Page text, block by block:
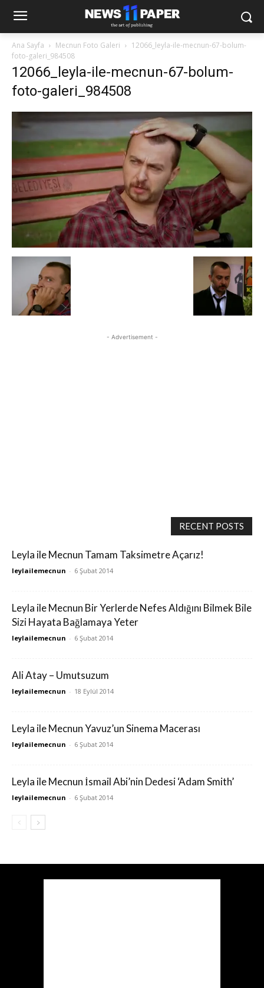
Ana Sayfa Mecnun Foto Galeri
12066_leyla-ile-mecnun-67-bolum-
foto-galeri_984508
12066_leyla-ile-mecnun-67-bolum-
foto-galeri_984508
- Advertisement -
RECENT POSTS
Leyla ile Mecnun Tamam Taksimetre Açarız!
leylailemecnun - 6 Şubat 2014
Leyla ile Mecnun Bir Yerlerde Nefes Aldığını Bilmek Bile
Sizi Hayata Bağlamaya Yeter
leylailemecnun - 6 Şubat 2014
Ali Atay – Umutsuzum
leylailemecnun - 18 Eylül 2014
Leyla ile Mecnun Yavuz’un Sinema Macerası
leylailemecnun - 6 Şubat 2014
Leyla ile Mecnun İsmail Abi’nin Dedesi ‘Adam Smith’
leylailemecnun - 6 Şubat 2014